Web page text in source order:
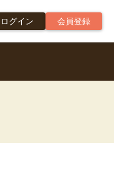
ログイン 会員登録